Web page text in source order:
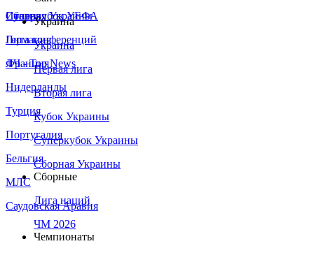
Сборная Украины
Италия
Германия
Франция
Нидерланды
Турция
Португалия
Бельгия
МЛС
Саудовская Аравия
Суперкубок УЕФА
Лига конференций
ЛЧ - Top News
Украина
Украина
Первая лига
Вторая лига
Кубок Украины
Суперкубок Украины
Сборная Украины
Сборные
Лига наций
ЧМ 2026
Чемпионаты